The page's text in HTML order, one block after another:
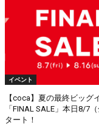
イベント
【coca】夏の最終ビッグ
「FINAL SALE」本日8/7
タート！